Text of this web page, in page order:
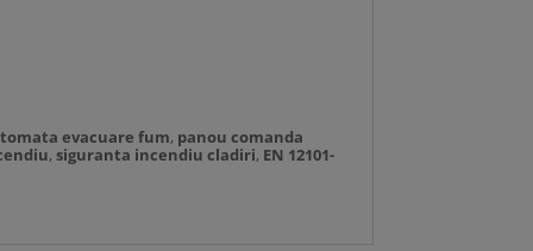
evacuare fum, panou comanda
,siguranta incendiu cladiri, EN 12101-